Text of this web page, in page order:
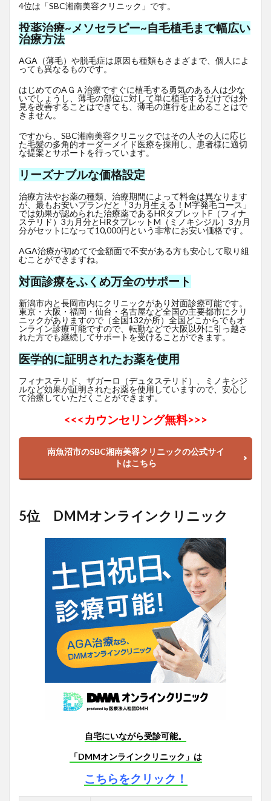
4位は「SBC湘南美容クリニック」です。
投薬治療~メソセラピー~自毛植毛まで幅広い
治療方法
AGA（薄毛）や脱毛症は原因も種類もさまざまで、個人によ
っても異なるものです。
はじめてのAＧＡ治療ですぐに植毛する勇気のある人は少な
いでしょうし、薄毛の部位に対して単に植毛するだけでは外
見を改善することはできても、薄毛の進行を止めることはで
きません。
ですから、SBC湘南美容クリニックではその人その人に応じ
た毛髪の多角的オーダーメイド医療を採用し、患者様に適切
な提案とサポートを行っています。
リーズナブルな価格設定
治療方法やお薬の種類、治療期間によって料金は異なります
が、最もお安いプランだと「3カ月生える！M字発毛コース」
では効果が認められた治療薬であるHRタブレットF （フィナ
ステリド）3カ月分とHRタブレットM（ミノキシジル）3カ月
分がセットになって10,000円という非常にお安い価格です。
AGA治療が初めてで金額面で不安がある方も安心して取り組
むことができますね。
対面診療をふくめ万全のサポート
新潟市内と長岡市内にクリニックがあり対面診療可能です。
東京・大阪・福岡・仙台・名古屋など全国の主要都市にクリ
ニックがありますので（全国132か所）全国どこからでもオ
ンライン診療可能ですので、転勤などで大阪以外に引っ越さ
れた方でも継続してサポートを受けることができます。
医学的に証明されたお薬を使用
フィナステリド、ザガーロ（デュタステリド）、ミノキシジ
ルなど効果が証明されたお薬を使用していますので、安心し
て治療していただくことができます。
<<<カウンセリング無料>>>
南魚沼市のSBC湘南美容クリニックの公式サイ
トはこちら
5位 DMMオンラインクリニック
自宅にいながら受診可能。
「DMMオンラインクリニック」は
こちらをクリック！